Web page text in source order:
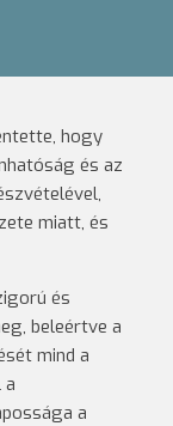
hogy
és az
miatt, és
és
beleértve a
mind a
a
a